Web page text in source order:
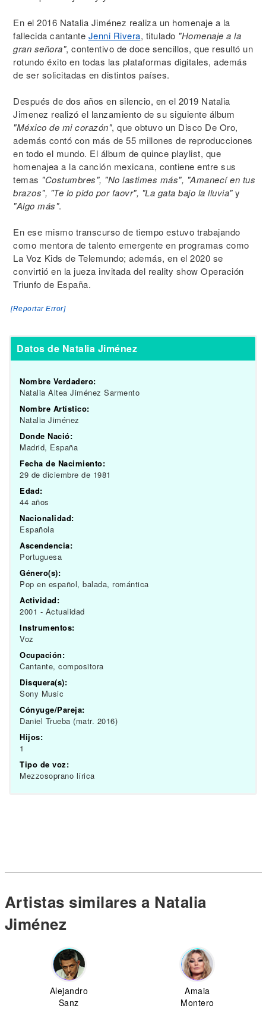
En el 2016 Natalia Jiménez realiza un homenaje a la
fallecida cantante Jenni Rivera, titulado "Homenaje a la
gran señora", contentivo de doce sencillos, que resultó un
rotundo éxito en todas las plataformas digitales, además
de ser solicitadas en distintos países.
Después de dos años en silencio, en el 2019 Natalia
Jimenez realizó el lanzamiento de su siguiente álbum
"México de mi corazón", que obtuvo un Disco De Oro,
además contó con más de 55 millones de reproducciones
en todo el mundo. El álbum de quince playlist, que
homenajea a la canción mexicana, contiene entre sus
temas "Costumbres", "No lastimes más", "Amanecí en tus
brazos", "Te lo pido por faovr", "La gata bajo la lluvia"y
"Algo más".
En ese mismo transcurso de tiempo estuvo trabajando
como mentora de talento emergente en programas como
La Voz Kids de Telemundo; además, en el 2020 se
convirtió en la jueza invitada del reality show Operación
Triunfo de España.
[Reportar Error]
Datos de Natalia Jiménez
Nombre Verdadero:
Natalia Altea Jiménez Sarmento
Nombre Artístico:
Natalia Jiménez
Donde Nació:
Madrid, España
Fecha de Nacimiento:
29 de diciembre de 1981
Edad:
44 años
Nacionalidad:
Española
Ascendencia:
Portuguesa
Género(s):
Pop en español, balada, romántica
Actividad:
2001 - Actualidad
Instrumentos:
Voz
Ocupación:
Cantante, compositora
Disquera(s):
Sony Music
Cónyuge/Pareja:
Daniel Trueba (matr. 2016)
Hijos:
1
Tipo de voz:
Mezzosoprano lírica
Artistas similares a Natalia
Jiménez
Alejandro
Sanz
Amaia
Montero